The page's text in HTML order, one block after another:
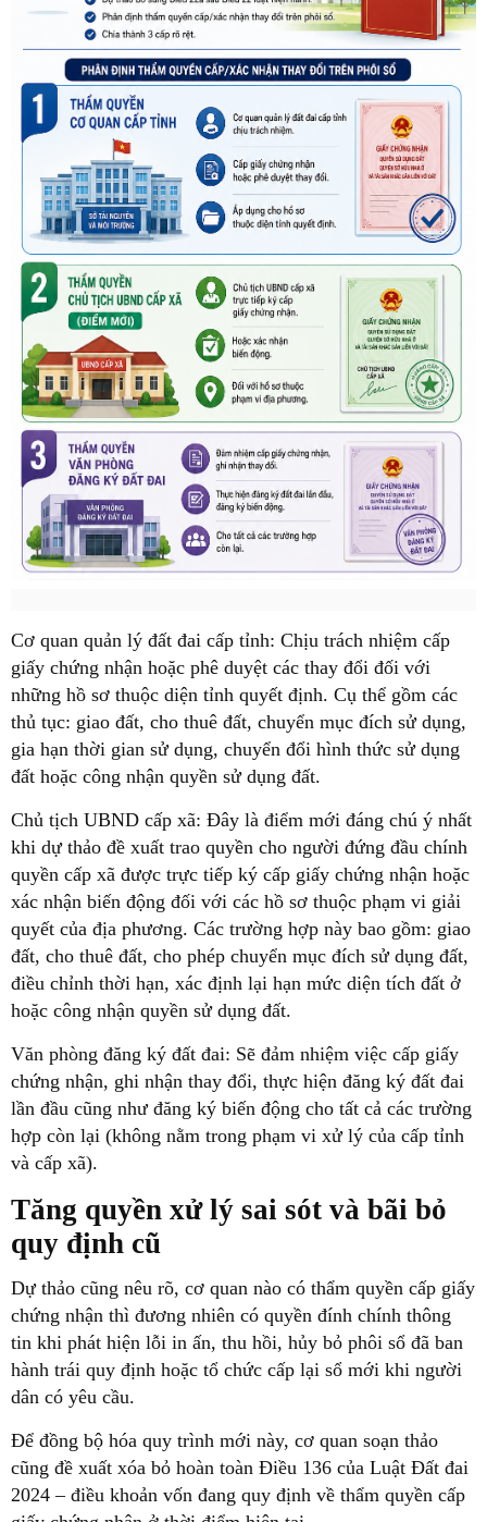
Cơ quan quản lý đất đai cấp tỉnh: Chịu trách nhiệm cấp
giấy chứng nhận hoặc phê duyệt các thay đổi đối với
những hồ sơ thuộc diện tỉnh quyết định. Cụ thể gồm các
thủ tục: giao đất, cho thuê đất, chuyển mục đích sử dụng,
gia hạn thời gian sử dụng, chuyển đổi hình thức sử dụng
đất hoặc công nhận quyền sử dụng đất.
Chủ tịch UBND cấp xã: Đây là điểm mới đáng chú ý nhất
khi dự thảo đề xuất trao quyền cho người đứng đầu chính
quyền cấp xã được trực tiếp ký cấp giấy chứng nhận hoặc
xác nhận biến động đối với các hồ sơ thuộc phạm vi giải
quyết của địa phương. Các trường hợp này bao gồm: giao
đất, cho thuê đất, cho phép chuyển mục đích sử dụng đất,
điều chỉnh thời hạn, xác định lại hạn mức diện tích đất ở
hoặc công nhận quyền sử dụng đất.
Văn phòng đăng ký đất đai: Sẽ đảm nhiệm việc cấp giấy
chứng nhận, ghi nhận thay đổi, thực hiện đăng ký đất đai
lần đầu cũng như đăng ký biến động cho tất cả các trường
hợp còn lại (không nằm trong phạm vi xử lý của cấp tỉnh
và cấp xã).
Tăng quyền xử lý sai sót và bãi bỏ
quy định cũ
Dự thảo cũng nêu rõ, cơ quan nào có thẩm quyền cấp giấy
chứng nhận thì đương nhiên có quyền đính chính thông
tin khi phát hiện lỗi in ấn, thu hồi, hủy bỏ phôi sổ đã ban
hành trái quy định hoặc tổ chức cấp lại sổ mới khi người
dân có yêu cầu.
Để đồng bộ hóa quy trình mới này, cơ quan soạn thảo
cũng đề xuất xóa bỏ hoàn toàn Điều 136 của Luật Đất đai
2024– điều khoản vốn đang quy định về thẩm quyền cấp